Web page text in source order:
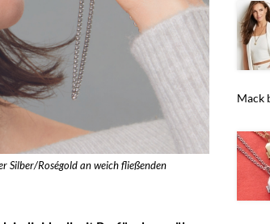
Silber/Roségold an weich fließenden
Mack